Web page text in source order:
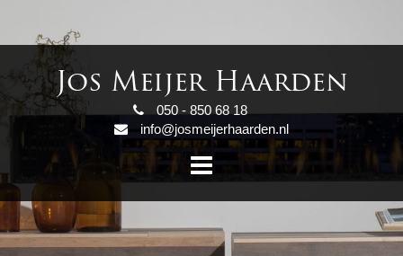
Jos Meijer Haarden
050 - 850 68 18
info@josmeijerhaarden.nl